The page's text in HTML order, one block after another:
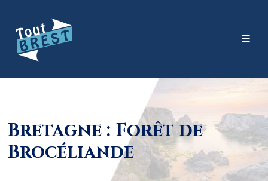
Bretagne : Forêt de
Brocéliande